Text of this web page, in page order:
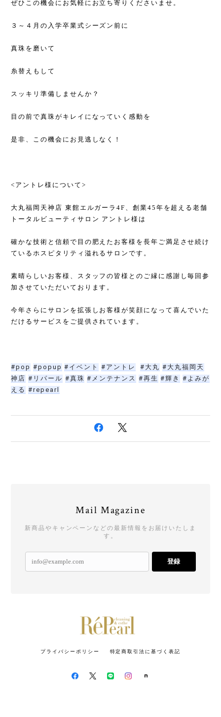
ぜひこの機会にお気軽にお立ち寄りくださいませ。
３～４月の入学卒業式シーズン前に
真珠を磨いて
糸替えもして
スッキリ準備しませんか？
目の前で真珠がキレイになっていく感動を
是非、この機会にお見逃しなく！
<アントレ様について>
大丸福岡天神店 東館エルガーラ4F、創業45年を超える老舗
トータルビューティサロン アントレ様は
確かな技術と信頼で目の肥えたお客様を長年ご満足させ続け
ているホスピタリティ溢れるサロンです。
素晴らしいお客様、スタッフの皆様とのご縁に感謝し毎回参
加させていただいております。
今年さらにサロンを拡張しお客様が笑顔になって喜んでいた
だけるサービスをご提供されています。
#pop #popup #イベント #アントレ #大丸 #大丸福岡天
神店 #リパール #真珠 #メンテナンス #再生 #輝き
#よみが
える #repearl
Mail Magazine
新商品やキャンペーンなどの最新情報をお届けいたしま
す。
登録
プライバシーポリシー 特定商取引法に基づく表記